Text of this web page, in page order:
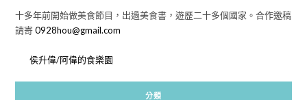
十多年前開始做美食節目，出過美食書，遊歷二十多個國家。合作邀稿
請寄0928hou@gmail.com
侯升偉/阿偉的食樂園
分類